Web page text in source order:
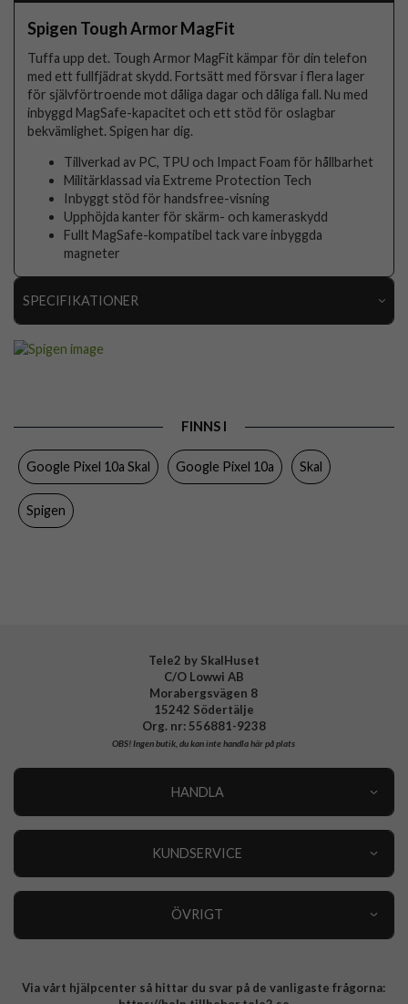
Spigen Tough Armor MagFit
Tuffa upp det. Tough Armor MagFit kämpar för din telefon
med ett fullfjädrat skydd. Fortsätt med försvar i flera lager
för självförtroende mot dåliga dagar och dåliga fall. Nu med
inbyggd MagSafe-kapacitet och ett stöd för oslagbar
bekvämlighet. Spigen har dig.
Tillverkad av PC, TPU och Impact Foam för hållbarhet
Militärklassad via Extreme Protection Tech
Inbyggt stöd för handsfree-visning
Upphöjda kanter för skärm- och kameraskydd
Fullt MagSafe-kompatibel tack vare inbyggda
magneter
SPECIFIKATIONER
MagSafe-kompatibel, Stativfunktion, Stöttålig
Färg
Material
Varumärke
FINNS I
Google Pixel 10a Skal Google Pixel 10a Skal
Spigen
Tele2 by SkalHuset
C/O Lowwi AB
Morabergsvägen 8
15242 Södertälje
Org. nr: 556881-9238
OBS!Ingen butik, du kan inte handla här på plats
HANDLA
KUNDSERVICE
ÖVRIGT
Integritetspolicy
Via vårt hjälpcenter så hittar du svar på de vanligaste frågorna: